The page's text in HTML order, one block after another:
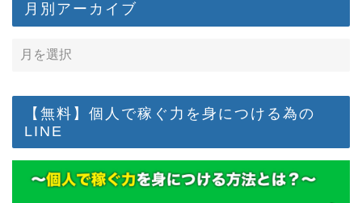
月別アーカイブ
【無料】個人で稼ぐ力を身につける為の
LINE